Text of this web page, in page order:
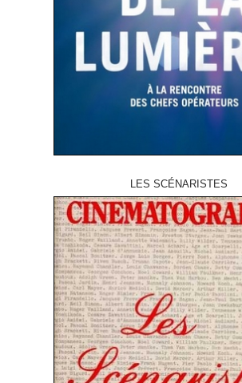
LES SCÉNARISTES